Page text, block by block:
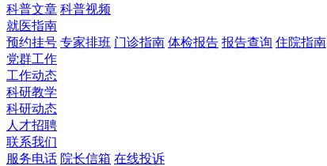
科普文章 科普视频
就医指南
预约挂号 专家排班 门诊指南 体检报告 报告查询 住院指南
党群工作
工作动态
科研教学
科研动态
人才招聘
联系我们
服务电话 院长信箱 在线投诉